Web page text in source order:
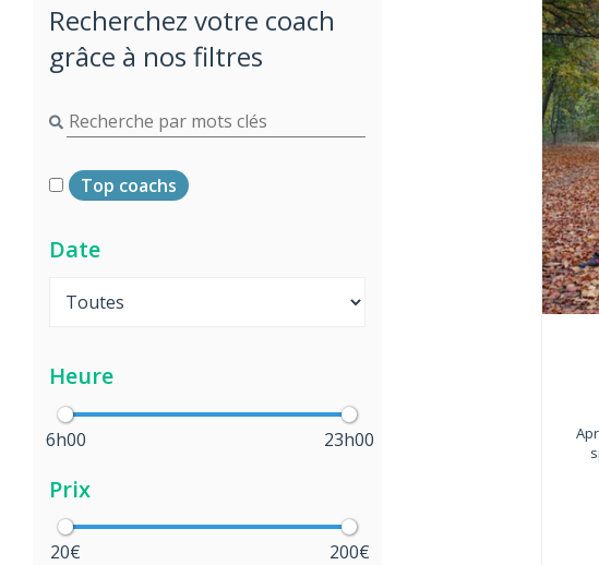
Recherchez votre coach
grâce à nos filtres
Top coachs
Date
Heure
6h00 23h00
Prix
20€ 200€